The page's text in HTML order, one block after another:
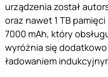
urządzenia został
oraz nawet 1 TB
7000 mAh, który
wyróżnia się
ładowaniem